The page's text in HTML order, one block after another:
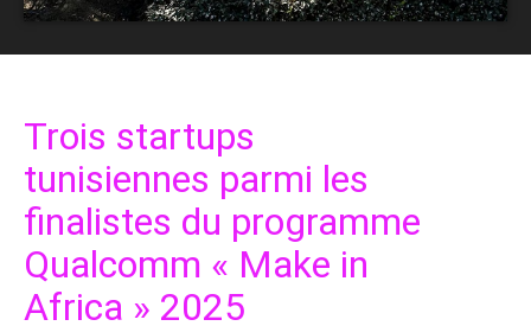
Trois startups
tunisiennes parmi les
finalistes du programme
Qualcomm « Make in
Africa » 2025